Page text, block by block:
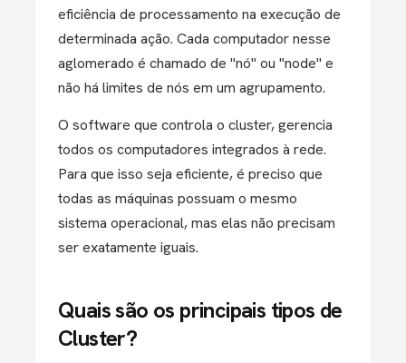
eficiência de processamento na execução de
determinada ação. Cada computador nesse
aglomerado é chamado de "nó" ou "node" e
não há limites de nós em um agrupamento.
O software que controla o cluster, gerencia
todos os computadores integrados à rede.
Para que isso seja eficiente, é preciso que
todas as máquinas possuam o mesmo
sistema operacional, mas elas não precisam
ser exatamente iguais.
Quais são os principais tipos de
Cluster?